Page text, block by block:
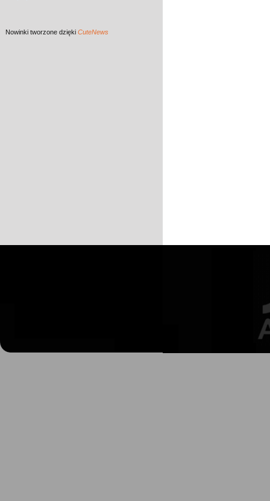
Nowinki tworzone dzięki CuteNews